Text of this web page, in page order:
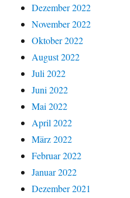
Dezember 2022
November 2022
Oktober 2022
August 2022
Juli 2022
Juni 2022
Mai 2022
April 2022
März 2022
Februar 2022
Januar 2022
Dezember 2021